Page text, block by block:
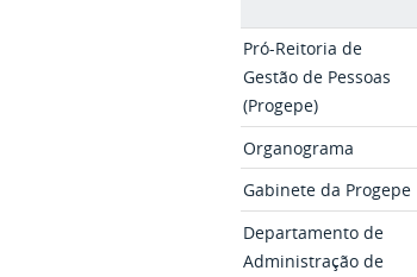
Pró-Reitoria de
Gestão de Pessoas
(Progepe)
Organograma
Gabinete da Progepe
Departamento de
Administração de